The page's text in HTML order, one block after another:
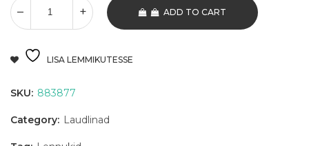
ADD TO CART
LISA LEMMIKUTESSE
SKU: 883877
Category: Laudlinad